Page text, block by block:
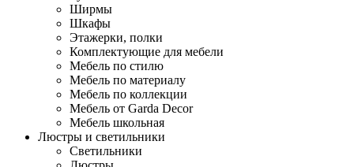
Ширмы
Шкафы
Этажерки, полки
Комплектующие для мебели
Мебель по стилю
Мебель по материалу
Мебель по коллекции
Мебель от Garda Decor
Мебель школьная
Люстры и светильники
Светильники